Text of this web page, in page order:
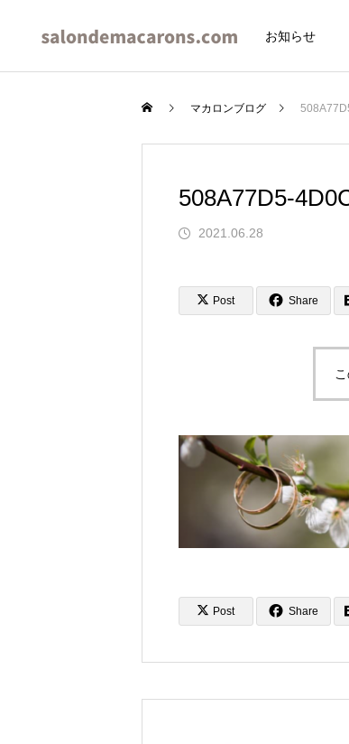
お知らせ
マカロンブログ
508A77D5-
2021.06.28
Post Share
Post Share